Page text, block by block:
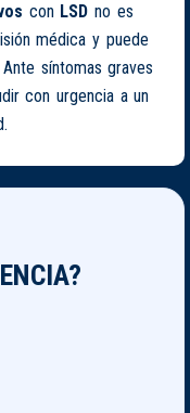
con LSD no es
médica y puede
síntomas graves
con urgencia a un